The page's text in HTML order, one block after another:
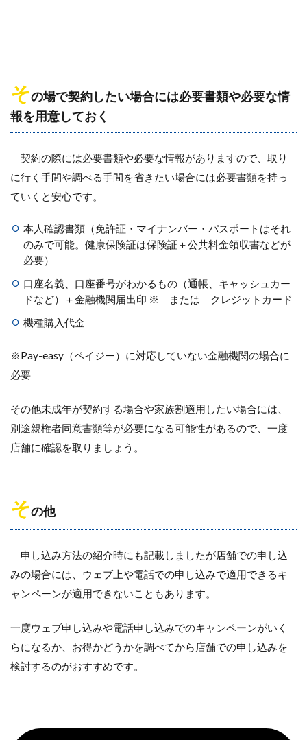
その場で契約したい場合には必要書類や必要な情
報を用意しておく
契約の際には必要書類や必要な情報がありますので、取り
に行く手間や調べる手間を省きたい場合には必要書類を持っ
ていくと安心です。
本人確認書類（免許証・マイナンバー・パスポートはそれ
のみで可能。健康保険証は保険証＋公共料金領収書などが
必要）
口座名義、口座番号がわかるもの（通帳、キャッシュカー
ドなど）＋金融機関届出印 ※ または クレジットカード
機種購入代金
※Pay-easy（ペイジー）に対応していない金融機関の場合に
必要
その他未成年が契約する場合や家族割適用したい場合には、
別途親権者同意書類等が必要になる可能性があるので、一度
店舗に確認を取りましょう。
その他
申し込み方法の紹介時にも記載しましたが店舗での申し込
みの場合には、ウェブ上や電話での申し込みで適用できるキ
ャンペーンが適用できないこともあります。
一度ウェブ申し込みや電話申し込みでのキャンペーンがいく
らになるか、お得かどうかを調べてから店舗での申し込みを
検討するのがおすすめです。